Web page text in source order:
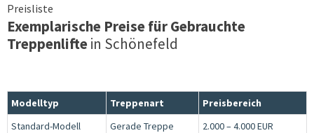
Preisliste
Exemplarische Preise für Gebrauchte
Treppenliftein Schönefeld
Modelltyp Treppenart
Preisbereich
Standard-Modell
Gerade Treppe
2.000 – 4.000 EUR